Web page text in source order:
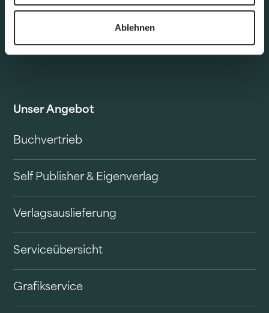
Ablehnen
Unser Angebot
Buchvertrieb
Self Publisher & Eigenverlag
Verlagsauslieferung
Serviceübersicht
Grafikservice